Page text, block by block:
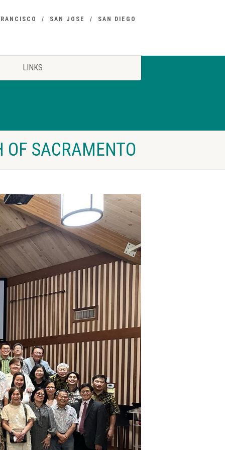
SAN JOSE SAN DIEGO
LINKS
OF SACRAMENTO